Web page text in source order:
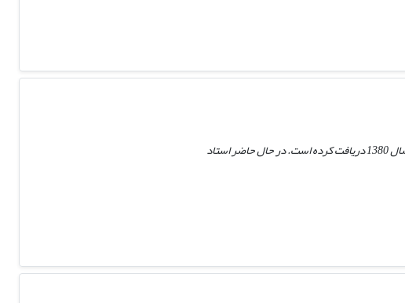
منصور زیبایی متولد 1337 از شهر فیروزآباد، دوره دکتری رشته اقتصاد کشاورزی خود را از دانشگاه شیراز در سال 1380 دریافت کرده است. در حال حاضر استاد